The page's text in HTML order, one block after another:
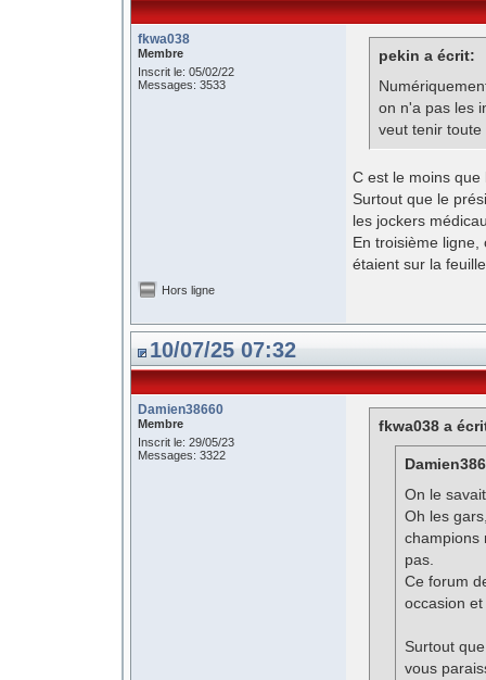
fkwa038
Membre
Inscrit le: 05/02/22
Messages: 3533
pekin a écrit:
on n'a pas les
veut tenir toute
C est le moins
Surtout que le
les jockers
En troisième
étaient sur la
Hors ligne
10/07/25 07:32
Damien38660
Membre
Inscrit le: 29/05/23
Messages: 3322
fkwa038 a
On le
Oh les
champions
pas.
Ce forum
occasion
Surtout
vous